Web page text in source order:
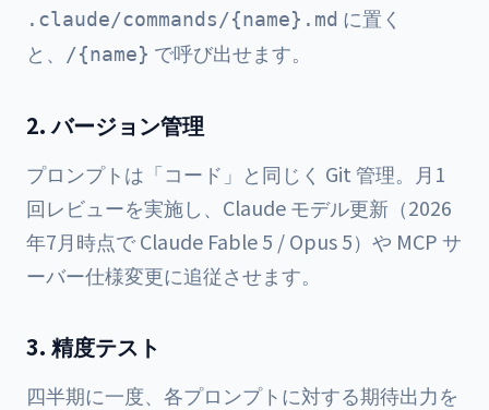
.claude/commands/{name}.md に置く
と、
/{name} で呼び出せます。
2. バージョン管理
プロンプトは「コード」と同じく Git 管理。月1
回レビューを実施し、Claude モデル更新（2026
年7月時点で Claude Fable 5 / Opus 5）や MCP サ
ーバー仕様変更に追従させます。
3. 精度テスト
四半期に一度、各プロンプトに対する期待出力を